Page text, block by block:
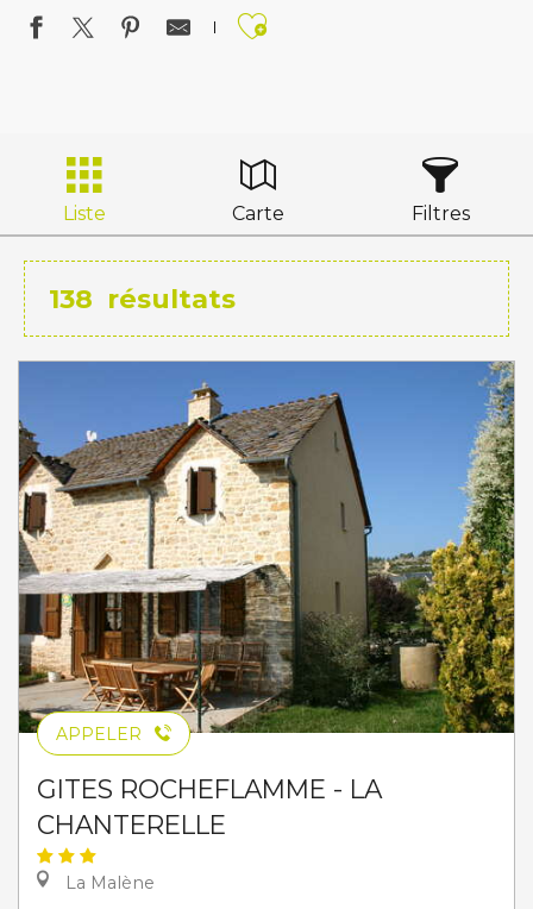
Ajouter aux
Liste Carte Filtres
138 résultats
APPELER
GITES ROCHEFLAMME - LA
CHANTERELLE
La Malène